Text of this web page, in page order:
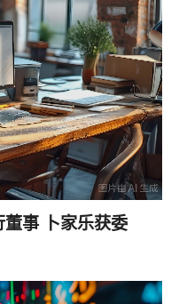
事 卜家乐获委